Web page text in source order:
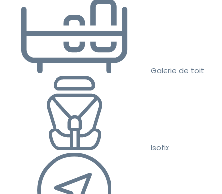
Galerie de toit
Isofix